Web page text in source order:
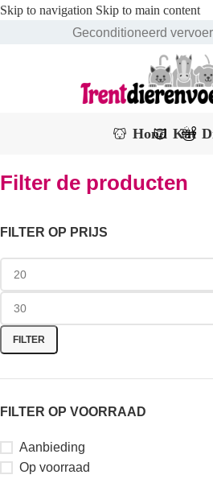
Skip to navigation Skip to main content
Geconditioneerd
Hond Kat
Filter de producten
FILTER OP PRIJS
FILTER
FILTER OP VOORRAAD
Aanbieding
Op voorraad